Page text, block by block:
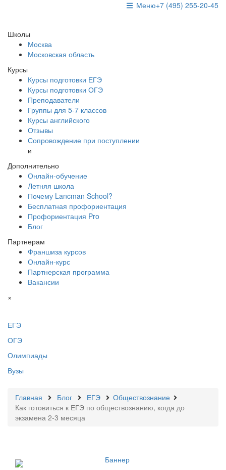
+7 (495) 255-20-45
Меню
Школы
Москва
Московская область
Курсы
Курсы подготовки ЕГЭ
Курсы подготовки ОГЭ
Преподаватели
Группы для 5-7 классов
Курсы английского
Отзывы
Сопровождение при поступлении
и
Дополнительно
Онлайн-обучение
Летняя школа
Почему Lancman School?
Бесплатная профориентация
Профориентация Pro
Блог
Партнерам
Франшиза курсов
Онлайн-курс
Партнерская программа
Вакансии
×
ЕГЭ
ОГЭ
Олимпиады
Вузы
Главная Блог ЕГЭ
Обществознание
Как готовиться к ЕГЭ по обществознанию, когда до
экзамена 2-3 месяца